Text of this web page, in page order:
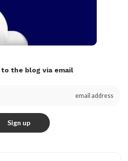
the blog via email